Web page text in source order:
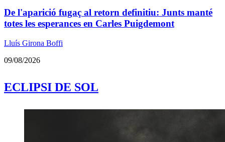
De l'aparició fugaç al retorn definitiu: Junts manté
totes les esperances en Carles Puigdemont
Lluís Girona Boffi
09/08/2026
ECLIPSI DE SOL